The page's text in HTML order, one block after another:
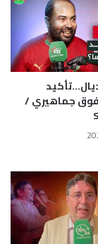
جماهيري /